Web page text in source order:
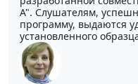
А". Слушателям,
программу, выдаются
установленного